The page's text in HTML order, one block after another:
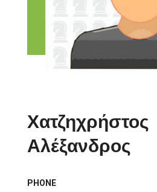
Χατζηχρήστος
Αλέξανδρος
PHONE